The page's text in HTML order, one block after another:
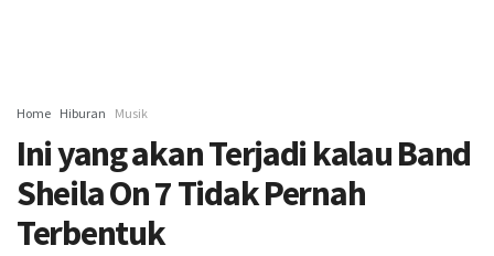
Home Hiburan Musik
Ini yang akan Terjadi kalau Band
Sheila On 7 Tidak Pernah
Terbentuk